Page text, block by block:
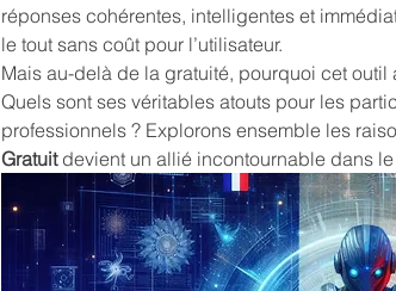
réponses cohérentes, intelligentes et
le tout sans coût pour l’utilisateur.
Mais au-delà de la gratuité, pourquoi cet outil
Quels sont ses véritables atouts pour les
professionnels ? Explorons ensemble les
Gratuit devient un allié incontournable dans